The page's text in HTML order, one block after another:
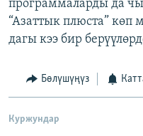
программаларды да
“Азаттык плюста” көп
дагы кээ бир
Бөлүшүңүз
Куржундар